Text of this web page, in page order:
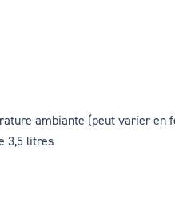
ambiante (peut varier en
3,5 litres